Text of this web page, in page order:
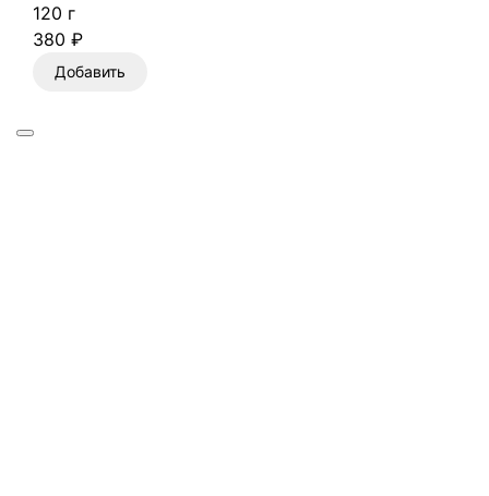
120 г
380 ₽
Добавить